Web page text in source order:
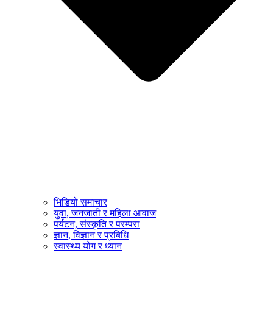
भिडियो समाचार
युवा, जनजाती र महिला आवाज
पर्यटन, संस्कृति र परम्परा
ज्ञान, विज्ञान र प्रबिधि
स्वास्थ्य योग र ध्यान